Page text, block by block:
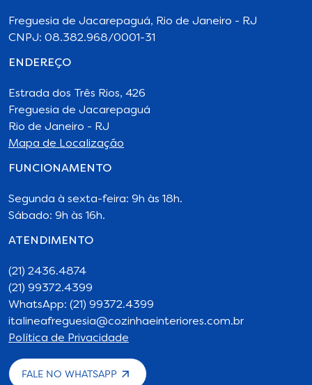
Freguesia de Jacarepaguá, Rio de Janeiro - RJ
CNPJ: 08.382.968/0001-31
ENDEREÇO
Estrada dos Três Rios, 426
Freguesia de Jacarepaguá
Rio de Janeiro - RJ
Mapa de Localização
FUNCIONAMENTO
Segunda à sexta-feira: 9h às 18h.
Sábado: 9h às 16h.
ATENDIMENTO
(21) 2436.4874
(21) 99372.4399
WhatsApp: (21) 99372.4399
italineafreguesia@cozinhaeinteriores.com.br
Política de Privacidade
FALE NO WHATSAPP